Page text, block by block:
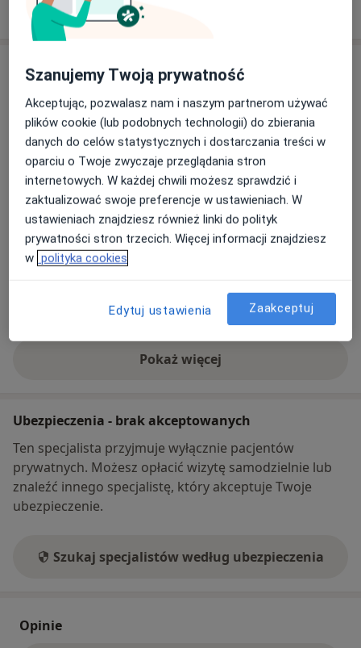
W jaki sposób ustalane są ceny?
Adres
Gabinet Lekarski
Cegielniana 11, Śródmieście, 44-200Rybnik
Powiększ mapęotwiera się w nowej karcie
Dostępność
Pokaż kalendarz
Metody płatności (wizyty prywatne)
Pokaż więcej
o adresie
Ubezpieczenia - brak akceptowanych
Ten specjalista przyjmuje wyłącznie pacjentów
prywatnych. Możesz opłacić wizytę samodzielnie lub
znaleźć innego specjalistę, który akceptuje Twoje
ubezpieczenie.
Szukaj specjalistów według ubezpieczenia
Opinie
Szanujemy Twoją prywatność
Akceptując, pozwalasz nam i naszym partnerom używać
plików cookie (lub podobnych technologii) do zbierania
danych do celów statystycznych i dostarczania treści w
oparciu o Twoje zwyczaje przeglądania stron
internetowych. W każdej chwili możesz sprawdzić i
zaktualizować swoje preferencje w ustawieniach. W
ustawieniach znajdziesz również linki do polityk
prywatności stron trzecich. Więcej informacji znajdziesz
w polityka cookies
Edytuj ustawienia Zaakceptuj